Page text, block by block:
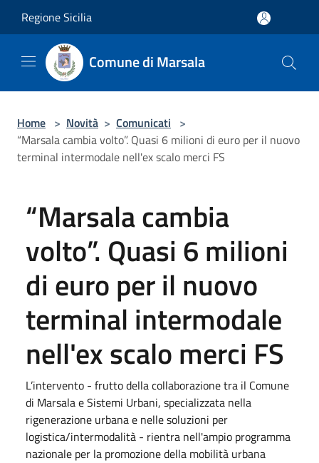
Regione Sicilia
Comune di Marsala
Home > Novità > Comunicati >
“Marsala cambia volto”. Quasi 6 milioni di euro per il nuovo
terminal intermodale nell'ex scalo merci FS
“Marsala cambia
volto”. Quasi 6 milioni
di euro per il nuovo
terminal intermodale
nell'ex scalo merci FS
L’intervento - frutto della collaborazione tra il Comune
di Marsala e Sistemi Urbani, specializzata nella
rigenerazione urbana e nelle soluzioni per
logistica/intermodalità - rientra nell'ampio programma
nazionale per la promozione della mobilità urbana